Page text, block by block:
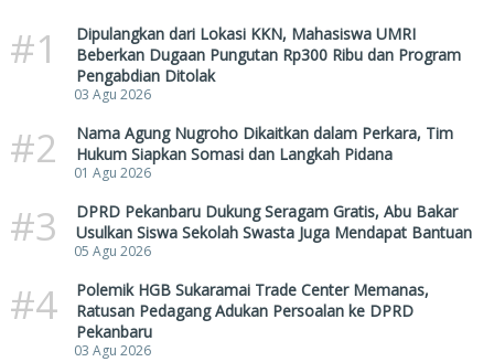
#1
Dipulangkan dari Lokasi KKN, Mahasiswa UMRI
Beberkan Dugaan Pungutan Rp300 Ribu dan Program
Pengabdian Ditolak
03 Agu 2026
#2
Nama Agung Nugroho Dikaitkan dalam Perkara, Tim
Hukum Siapkan Somasi dan Langkah Pidana
01 Agu 2026
#3
DPRD Pekanbaru Dukung Seragam Gratis, Abu Bakar
Usulkan Siswa Sekolah Swasta Juga Mendapat Bantuan
05 Agu 2026
#4
Polemik HGB Sukaramai Trade Center Memanas,
Ratusan Pedagang Adukan Persoalan ke DPRD
Pekanbaru
03 Agu 2026